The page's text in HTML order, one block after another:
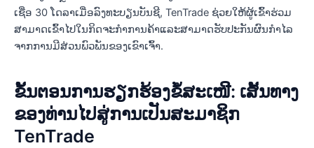
ເຊື່ອ 30 ໂດລາເມື່ອລົງທະບຽນບັນຊີ, TenTrade ຊ່ວຍໃຫ້ຜູ້ເຂົ້າຮ່ວມ
ສາມາດເຂົ້າໄປໃນກິດຈະກໍາການຄ້າແລະສາມາດຮັບປະກັນຜົນກໍາໄລ
ຈາກການມີສ່ວນພົວພັນຂອງເຂົາເຈົ້າ.
ຂັ້ນຕອນການຮຽກຮ້ອງຂໍ້ສະເໜີ: ເສັ້ນທາງ
ຂອງທ່ານໄປສູ່ການເປັນສະມາຊິກ
TenTrade